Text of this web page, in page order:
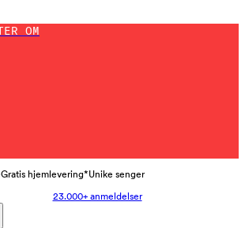
OM
Gratis hjemlevering*Unike senger
23.000+ anmeldelser